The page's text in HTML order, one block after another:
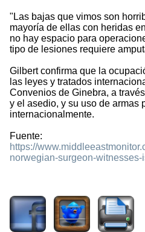
"Las bajas que vimos son
mayoría de ellas con heridas
no hay espacio para
tipo de lesiones requiere
Gilbert confirma que la
las leyes y tratados
Convenios de Ginebra, a
y el asedio, y su uso de armas
internacionalmente.
Fuente:
https://
norwegian-surgeon-